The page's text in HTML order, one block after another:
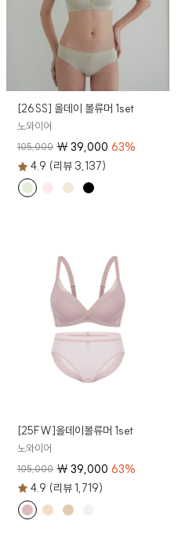
[26SS] 올데이 볼류머 1set
노와이어
105,000 ₩39,000 63%
4.9 (리뷰 3,137)
[25FW]올데이볼류머 1set
노와이어
105,000 ₩39,000 63%
4.9 (리뷰 1,719)